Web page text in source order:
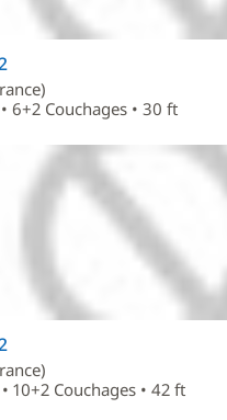
6+2 Couchages • 30 ft
10+2 Couchages • 42 ft